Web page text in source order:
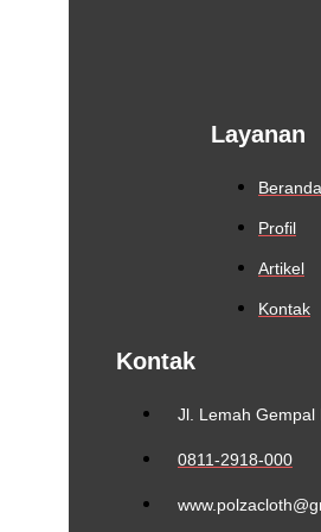
Layanan
Beranda
Profil
Artikel
Kontak
Kontak
Jl. Lemah Gempal
0811-2918-000